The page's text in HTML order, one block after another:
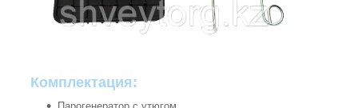
Комплектация: